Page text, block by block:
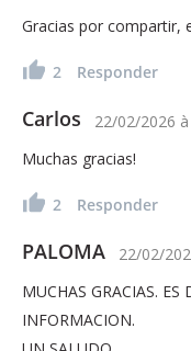
Gracias por compartir,
2 Responder
Carlos 22/02/2026 à
Muchas gracias!
2 Responder
PALOMA 22/02/
MUCHAS GRACIAS.
INFORMACION.